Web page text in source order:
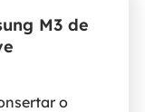
M3 de
o